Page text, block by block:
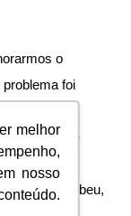
melhor
nosso
o
foi
esse
que recebeu,